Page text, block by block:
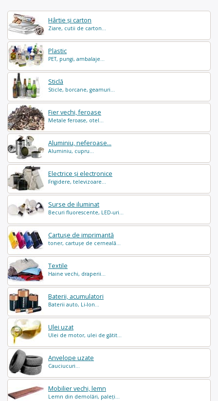
Hârtie și carton
Ziare, cutii de carton...
Plastic
PET, pungi, ambalaje...
Sticlă
Sticle, borcane, geamuri...
Fier vechi, feroase
Metale feroase, otel...
Aluminiu, neferoase...
Aluminiu, cupru...
Electrice și electronice
Frigidere, televizoare...
Surse de iluminat
Becuri fluorescente, LED-uri...
Cartușe de imprimantă
toner, cartușe de cerneală...
Textile
Haine vechi, draperii...
Baterii, acumulatori
Baterii auto, Li-Ion...
Ulei uzat
Ulei de motor, ulei de gătit...
Anvelope uzate
Cauciucuri...
Mobilier vechi, lemn
Lemn din demolări, paleți...